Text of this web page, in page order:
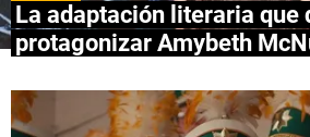
La adaptación literaria que
protagonizar Amybeth